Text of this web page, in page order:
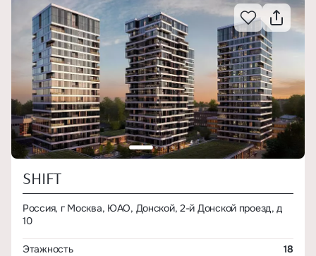
SHIFT
Россия, г Москва, ЮАО, Донской, 2-й Донской проезд, д
10
Этажность
18